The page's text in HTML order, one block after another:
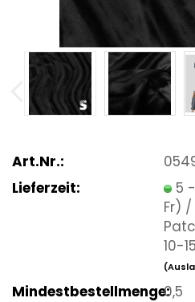
Art.Nr.:
Lieferzeit:
5
Fr) /
10-
Mindestbestellmenge:0,5